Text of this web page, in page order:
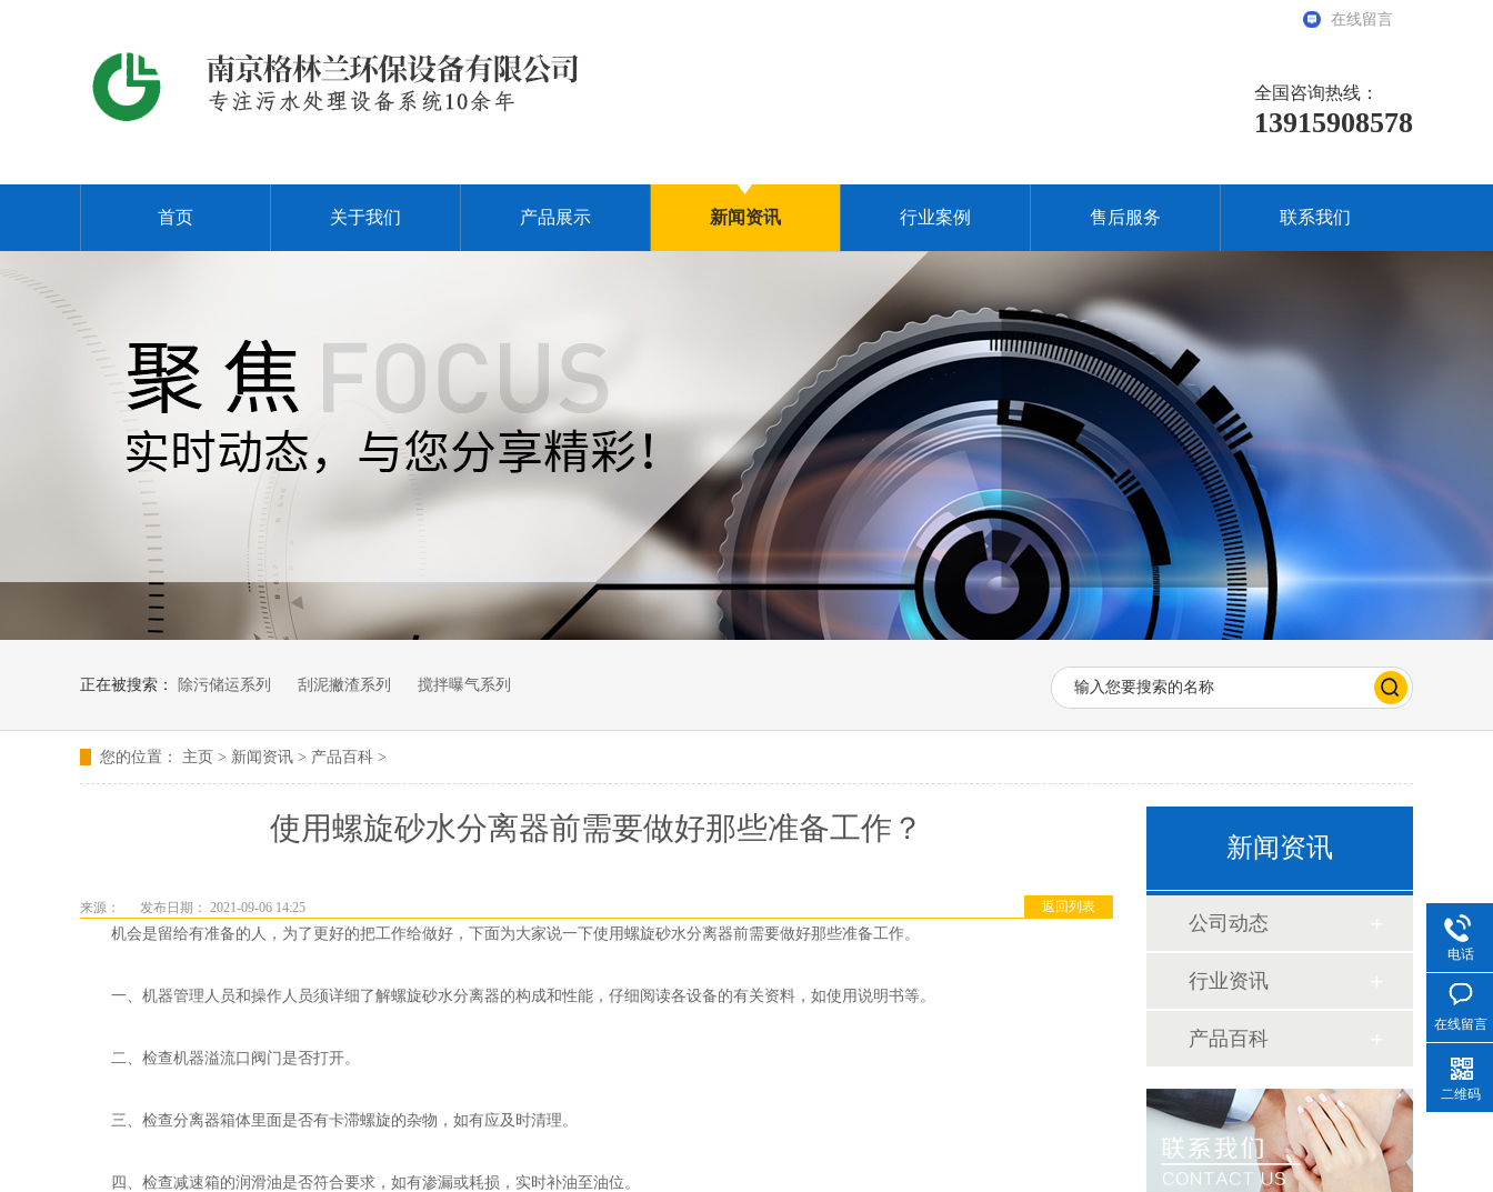
在线留言
全国咨询热线：
13915908578
首页 关于我们 产品展示 新闻资讯 行业案例 售后服务 联系我们
正在被搜索： 除污储运系列 刮泥撇渣系列 搅拌曝气系列
您的位置： 主页 > 新闻资讯 > 产品百科 >
使用螺旋砂水分离器前需要做好那些准备工作？
返回列表
来源： 发布日期： 2021-09-06 14:25
机会是留给有准备的人，为了更好的把工作给做好，下面为大家说一下使用螺旋砂水分离器前需要做好那些准备工作。
一、机器管理人员和操作人员须详细了解螺旋砂水分离器的构成和性能，仔细阅读各设备的有关资料，如使用说明书等。
二、检查机器溢流口阀门是否打开。
三、检查分离器箱体里面是否有卡滞螺旋的杂物，如有应及时清理。
四、检查减速箱的润滑油是否符合要求，如有渗漏或耗损，实时补油至油位。
新闻资讯
公司动态
行业资讯
产品百科
电话
在线留言
二维码